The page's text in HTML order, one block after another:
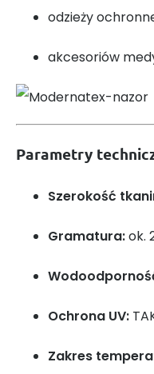
odzieży
akcesoriów
Parametry
Szerokość
Gramatura:ok.
Ochrona UV:
Zakres